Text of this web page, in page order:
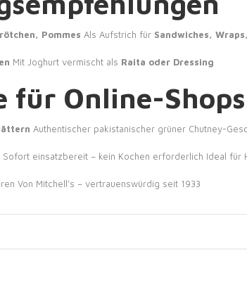
Pommes Als Aufstrich für Sandwiches,
Mit Joghurt vermischt als Raita oder Dressing
für Online-Shops
Authentischer pakistanischer grüner Chutney-
Sofort einsatzbereit – kein Kochen erforderlich Ideal für
Von Mitchell’s – vertrauenswürdig seit 1933